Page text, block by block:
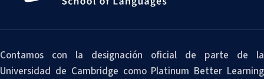
Contamos con la designación oficial de parte de la
Universidad de Cambridge como Platinum Better Learning